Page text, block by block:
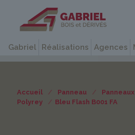
Gabriel Réalisations Agences
Accueil / Panneau /
Polyrey
/ Bleu Flash B001 FA